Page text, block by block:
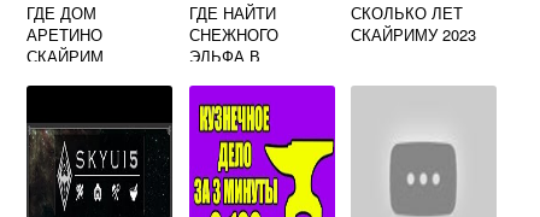
ГДЕ ДОМ
АРЕТИНО
СКАЙРИМ
ГДЕ НАЙТИ
СНЕЖНОГО
ЭЛЬФА В
СКОЛЬКО ЛЕТ
СКАЙРИМУ 2023